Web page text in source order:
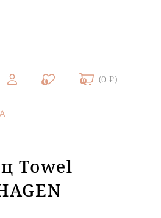
0 0 (0 ₽)
Towel